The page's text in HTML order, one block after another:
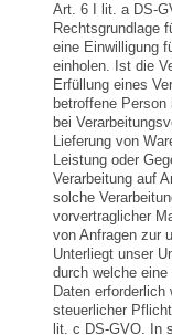
Art. 6 I lit. a DS-
Rechtsgrundlage
eine Einwilligung
einholen. Ist die
Erfüllung eines
betroffene
bei
Lieferung von
Leistung oder
Verarbeitung auf
solche
vorvertraglicher
von Anfragen zur
Unterliegt unser
durch welche eine
Daten
steuerlicher
lit. c DS-GVO. In